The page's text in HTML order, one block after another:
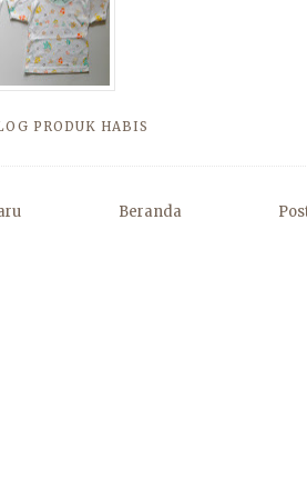
PRODUK HABIS
Beranda